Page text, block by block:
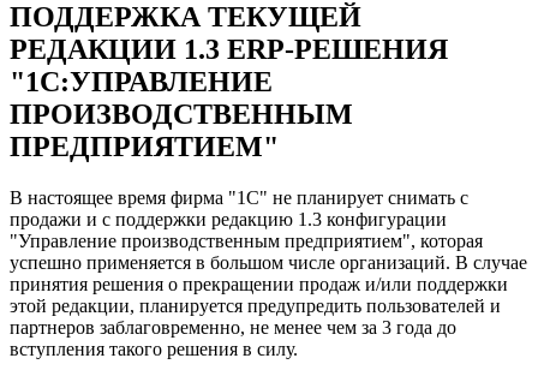
ПОДДЕРЖКА ТЕКУЩЕЙ
РЕДАКЦИИ 1.3 ERP-РЕШЕНИЯ
"1С:УПРАВЛЕНИЕ
ПРОИЗВОДСТВЕННЫМ
ПРЕДПРИЯТИЕМ"
В настоящее время фирма "1С" не планирует снимать с
продажи и с поддержки редакцию 1.3 конфигурации
"Управление производственным предприятием", которая
успешно применяется в большом числе организаций. В случае
принятия решения о прекращении продаж и/или поддержки
этой редакции, планируется предупредить пользователей и
партнеров заблаговременно, не менее чем за 3 года до
вступления такого решения в силу.